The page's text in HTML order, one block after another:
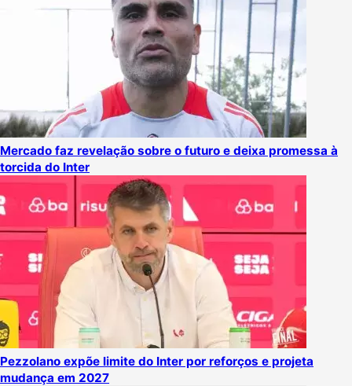
Mercado faz revelação sobre o futuro e deixa promessa à
torcida do Inter
Pezzolano expõe limite do Inter por reforços e projeta
mudança em 2027